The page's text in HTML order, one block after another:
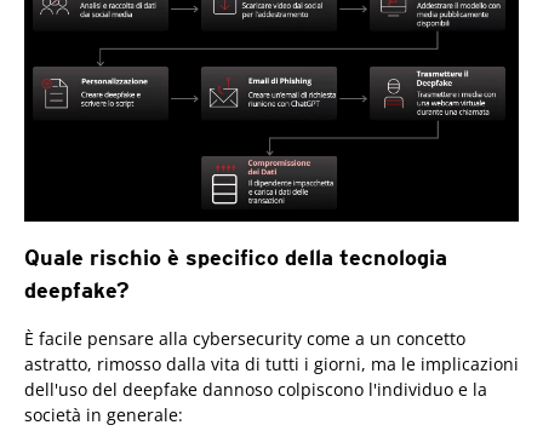
Quale rischio è specifico della tecnologia
deepfake?
È facile pensare alla cybersecurity come a un concetto
astratto, rimosso dalla vita di tutti i giorni, ma le implicazioni
dell'uso del deepfake dannoso colpiscono l'individuo e la
società in generale: